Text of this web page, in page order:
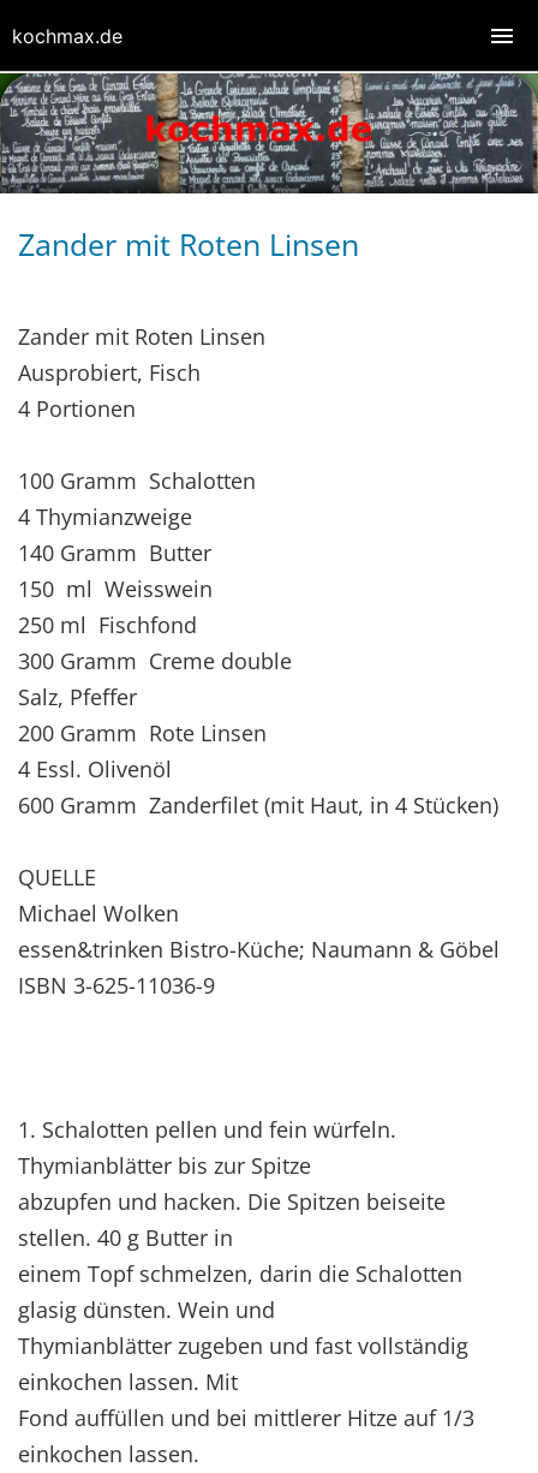
Zander mit Roten Linsen
Zander mit Roten Linsen
Ausprobiert, Fisch
4 Portionen
100 Gramm Schalotten
4 Thymianzweige
140 Gramm Butter
150 ml Weisswein
250 ml Fischfond
300 Gramm Creme double
Salz, Pfeffer
200 Gramm Rote Linsen
4 Essl. Olivenöl
600 Gramm Zanderfilet (mit Haut, in 4 Stücken)
QUELLE
Michael Wolken
essen&trinken Bistro-Küche; Naumann & Göbel
ISBN 3-625-11036-9
1. Schalotten pellen und fein würfeln.
Thymianblätter bis zur Spitze
abzupfen und hacken. Die Spitzen beiseite
stellen. 40 g Butter in
einem Topf schmelzen, darin die Schalotten
glasig dünsten. Wein und
Thymianblätter zugeben und fast vollständig
einkochen lassen. Mit
Fond auffüllen und bei mittlerer Hitze auf 1/3
einkochen lassen.
kochmax.de